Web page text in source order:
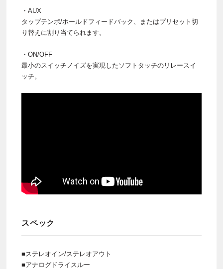
・AUX
タップテンポ/ホールドフィードバック、またはプリセット切
り替えに割り当てられます。
・ON/OFF
最小のスイッチノイズを実現したソフトタッチのリレースイ
ッチ。
スペック
■ステレオイン/ステレオアウト
■アナログドライスルー